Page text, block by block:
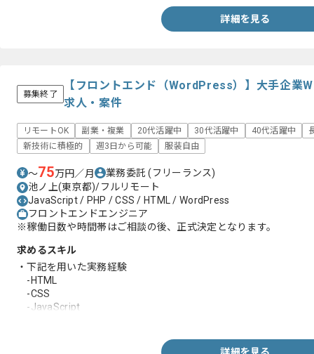
詳細を見る
募集終了
【フロントエンド（WordPress）】大手企業
求人・案件
リモートOK 副業・複業 20代活躍中 30代活躍中 40代活躍中
新技術に積極的
週3日から可能 服装自由
〜75万円／月 業務委託(フリーランス)
池ノ上(東京都)/フルリモート
JavaScript / PHP / CSS / HTML / WordPress
フロントエンドエンジニア
※稼働日数や時間帯はご相談の後、正式決定となります。
求めるスキル
・下記を用いた実務経験
-HTML
-CSS
-JavaScript
・toB /toCサービスの開発実務経験